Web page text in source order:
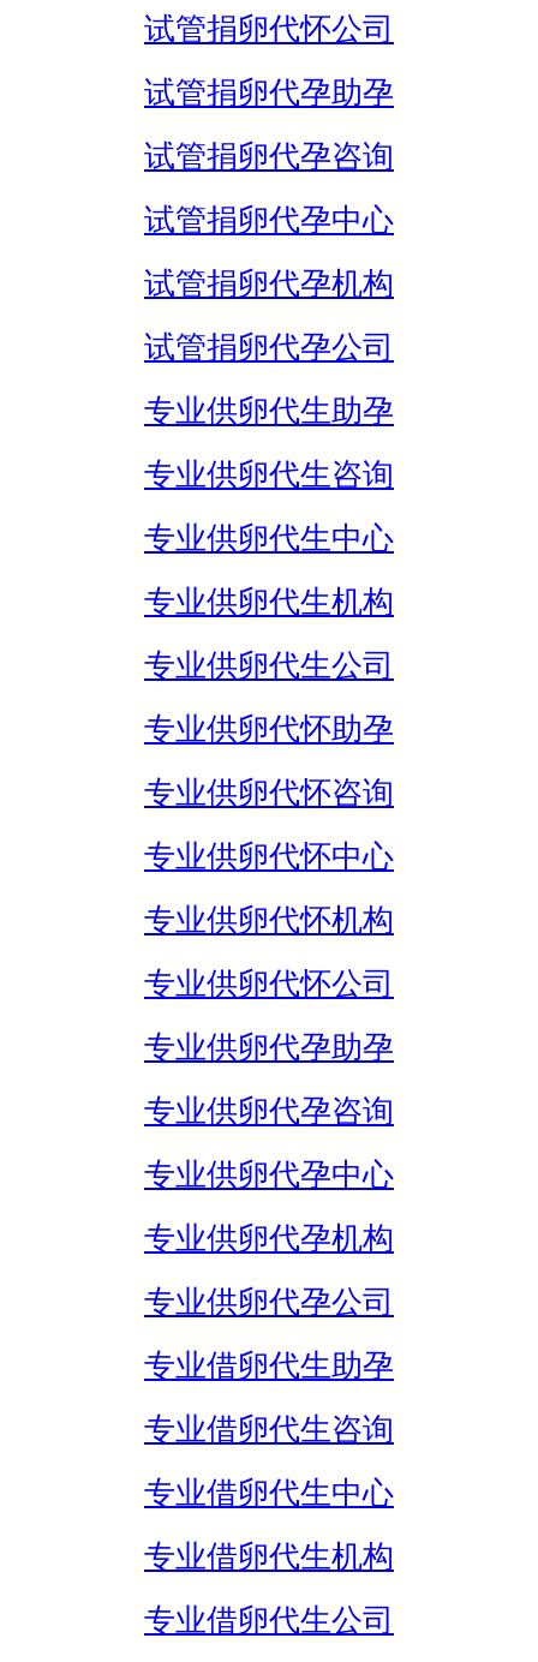
试管捐卵代怀公司
试管捐卵代孕助孕
试管捐卵代孕咨询
试管捐卵代孕中心
试管捐卵代孕机构
试管捐卵代孕公司
专业供卵代生助孕
专业供卵代生咨询
专业供卵代生中心
专业供卵代生机构
专业供卵代生公司
专业供卵代怀助孕
专业供卵代怀咨询
专业供卵代怀中心
专业供卵代怀机构
专业供卵代怀公司
专业供卵代孕助孕
专业供卵代孕咨询
专业供卵代孕中心
专业供卵代孕机构
专业供卵代孕公司
专业借卵代生助孕
专业借卵代生咨询
专业借卵代生中心
专业借卵代生机构
专业借卵代生公司